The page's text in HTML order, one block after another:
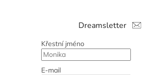
Dreamsletter
Křestní jméno
E-mail